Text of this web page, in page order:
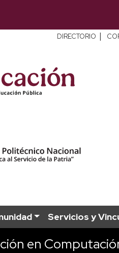
DIRECTORIO |
Servicios y
en